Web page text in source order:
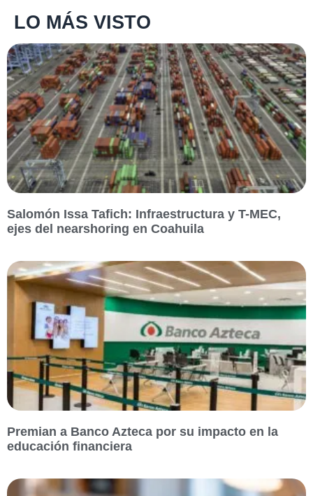
LO MÁS VISTO
Salomón Issa Tafich: Infraestructura y T-MEC,
ejes del nearshoring en Coahuila
Premian a Banco Azteca por su impacto en la
educación financiera